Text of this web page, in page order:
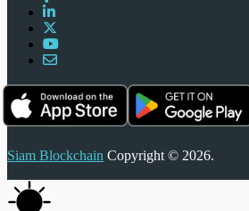
Siam Blockchain Copyright © 2026.